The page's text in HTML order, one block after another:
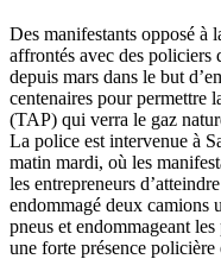
Des manifestants opposé à
affrontés avec des policiers
depuis mars dans le but
centenaires pour permettre
(TAP) qui verra le gaz
La police est intervenue à
matin mardi, où les
les entrepreneurs
endommagé deux camions
pneus et endommageant
une forte présence